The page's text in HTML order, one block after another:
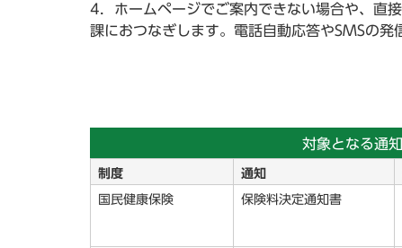
4．ホームページでご案内できない場合や、直
課におつなぎします。電話自動応答やSMSの発
対象となる通
制度 通知
国民健康保険 保険料決定通知書